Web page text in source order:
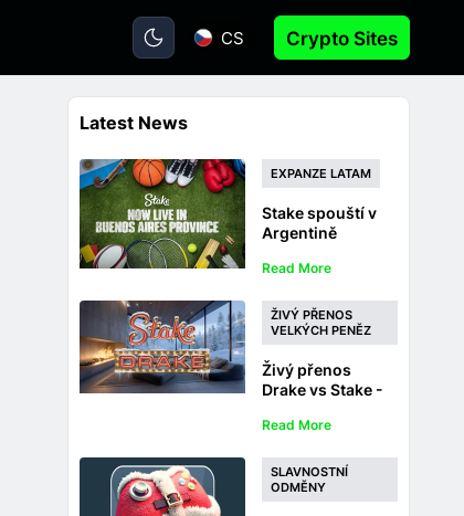
CS Crypto Sites
Latest News
EXPANZE LATAM
Stake spouští v
Argentině
sportovní
kancelář a kasino
v Buenos Aires
Read More
ŽIVÝ PŘENOS
VELKÝCH PENĚZ
Živý přenos
Drake vs Stake -
22. a 23. prosince
Read More
SLAVNOSTNÍ
ODMĚNY